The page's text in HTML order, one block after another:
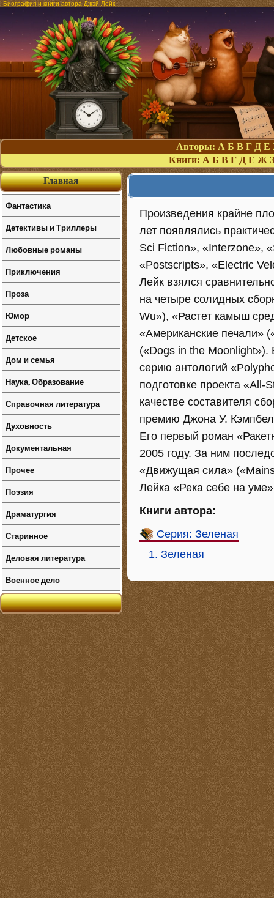
Биография и книги автора Джэй Лейк
Авторы: А Б В Г Д Е
Книги: А Б В Г Д Е Ж З
Произведения крайне
лет появлялись
Sci Fiction», «Interzone»,
«Postscripts», «Electric
Лейк взялся
на четыре солидных
Wu»), «Растет камыш
«Американские печали»
(«Dogs in the
серию антологий
подготовке проекта
качестве составителя
премию Джона У.
Его первый роман
2005 году. За ним
«Движущая сила»
Лейка «Река себе на
Книги автора:
Серия: Зеленая
1. Зеленая
Главная
Фантастика
Детективы и Триллеры
Любовные романы
Приключения
Проза
Юмор
Детское
Дом и семья
Наука, Образование
Справочная литература
Духовность
Документальная
Прочее
Поэзия
Драматургия
Старинное
Деловая литература
Военное дело